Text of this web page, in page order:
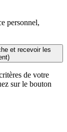
personnel,
et recevoir les
de votre
sur le bouton